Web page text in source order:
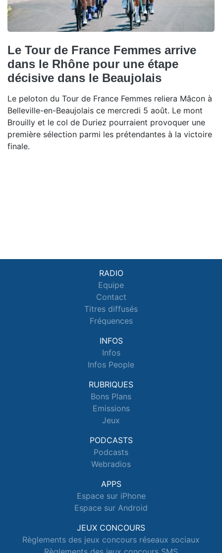
Le Tour de France Femmes arrive
dans le Rhône pour une étape
décisive dans le Beaujolais
Le peloton du Tour de France Femmes reliera Mâcon à
Belleville-en-Beaujolais ce mercredi 5 août. Le mont
Brouilly et le col de Duriez pourraient provoquer une
première sélection parmi les prétendantes à la victoire
finale.
RADIO
Equipe
Contact
Titres diffusés
Fréquences
INFOS
Infos
Infos People
RUBRIQUES
Bons Plans
Emissions
Jeux
PODCASTS
Podcasts
Webradios
APPS
Espace sur iPhone
Espace sur Android
JEUX CONCOURS
Règlements des jeux concours réseaux sociaux